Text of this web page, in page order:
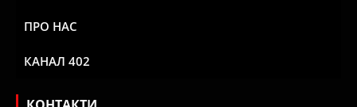
ПРО НАС
КАНАЛ 402